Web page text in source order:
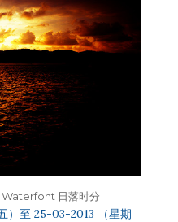
日落时分
）至 25-03-2013 （星期